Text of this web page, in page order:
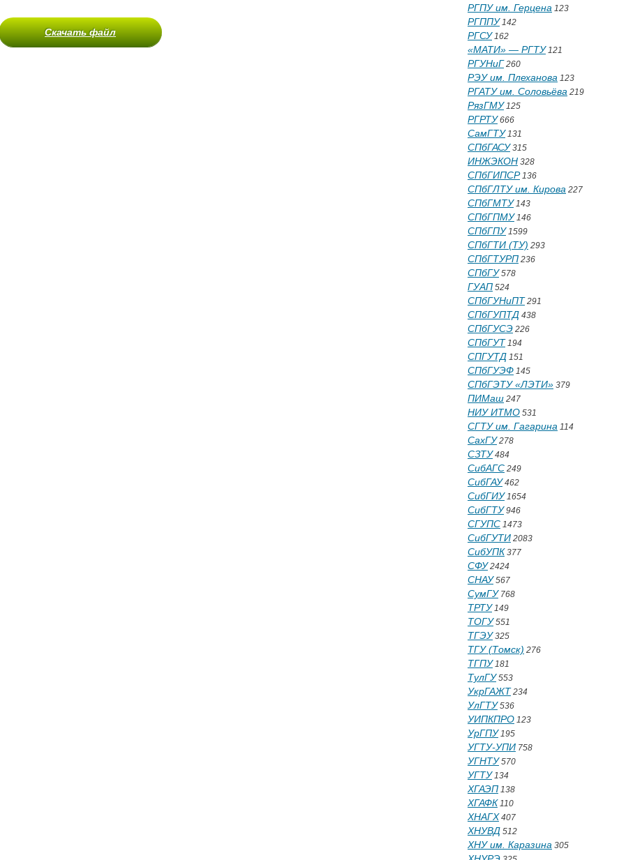
Скачать файл
РГПУ им. Герцена 123
РГППУ142
РГСУ162
«МАТИ» — РГТУ121
РГУНиГ 260
РЭУ им. Плеханова 123
РГАТУ им. Соловьёва 219
РязГМУ125
РГРТУ666
СамГТУ131
СПбГАСУ315
ИНЖЭКОН 328
СПбГИПСР136
СПбГЛТУ им. Кирова 227
СПбГМТУ143
СПбГПМУ146
СПбГПУ1599
СПбГТИ (ТУ) 293
СПбГТУРП 236
СПбГУ578
ГУАП 524
СПбГУНиПТ 291
СПбГУПТД 438
СПбГУСЭ 226
СПбГУТ 194
СПГУТД 151
СПбГУЭФ 145
СПбГЭТУ «ЛЭТИ» 379
ПИМаш 247
НИУ ИТМО 531
СГТУ им. Гагарина 114
СахГУ278
СЗТУ484
СибАГС 249
СибГАУ462
СибГИУ1654
СибГТУ946
СГУПС 1473
СибГУТИ 2083
СибУПК 377
СФУ2424
СНАУ567
СумГУ768
ТРТУ149
ТОГУ551
ТГЭУ325
ТГУ (Томск) 276
ТГПУ181
ТулГУ553
УкрГАЖТ 234
УлГТУ536
УИПКПРО 123
УрГПУ195
УГТУ-УПИ 758
УГНТУ570
УГТУ134
ХГАЭП 138
ХГАФК 110
ХНАГХ 407
ХНУВД 512
ХНУ им. Каразина 305